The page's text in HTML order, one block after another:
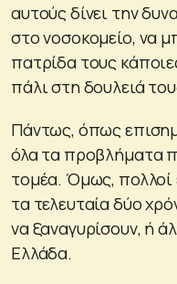
αυτούς δίνει την
στο νοσοκομείο, να
πατρίδα τους
πάλι στη δουλειά
Πάντως, όπως
όλα τα προβλήματα
τομέα. Όμως, πολλοί
τα τελευταία δύο
να ξαναγυρίσουν, ή
Ελλάδα.